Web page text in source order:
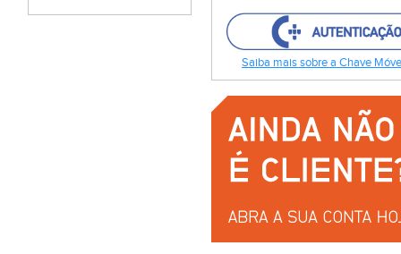
Saiba mais sobre a Chave